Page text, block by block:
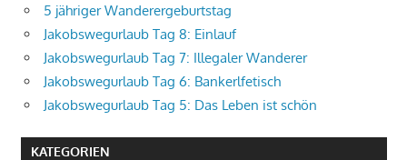
5 jähriger Wanderergeburtstag
Jakobswegurlaub Tag 8: Einlauf
Jakobswegurlaub Tag 7: Illegaler Wanderer
Jakobswegurlaub Tag 6: Bankerlfetisch
Jakobswegurlaub Tag 5: Das Leben ist schön
KATEGORIEN